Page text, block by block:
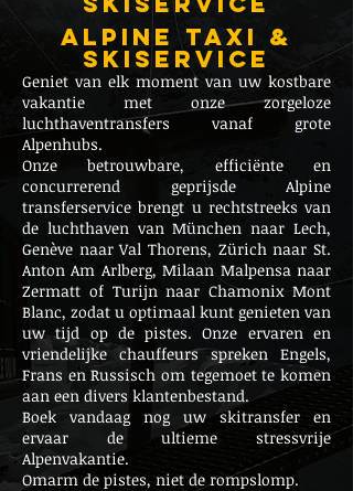
alpine taxi &
skiservice
Geniet van elk moment van uw kostbare
vakantie met onze zorgeloze
luchthaventransfers vanaf grote
Alpenhubs.
Onze betrouwbare, efficiënte en
concurrerend geprijsde Alpine
transferservice brengt u rechtstreeks van
de luchthaven van München naar Lech,
Genève naar Val Thorens, Zürich naar St.
Anton Am Arlberg, Milaan Malpensa naar
Zermatt of Turijn naar Chamonix Mont
Blanc, zodat u optimaal kunt genieten van
uw tijd op de pistes. Onze ervaren en
vriendelijke chauffeurs spreken Engels,
Frans en Russisch om tegemoet te komen
aan een divers klantenbestand.
Boek vandaag nog uw skitransfer en
ervaar de ultieme stressvrije
Alpenvakantie.
Omarm de pistes, niet de rompslomp.